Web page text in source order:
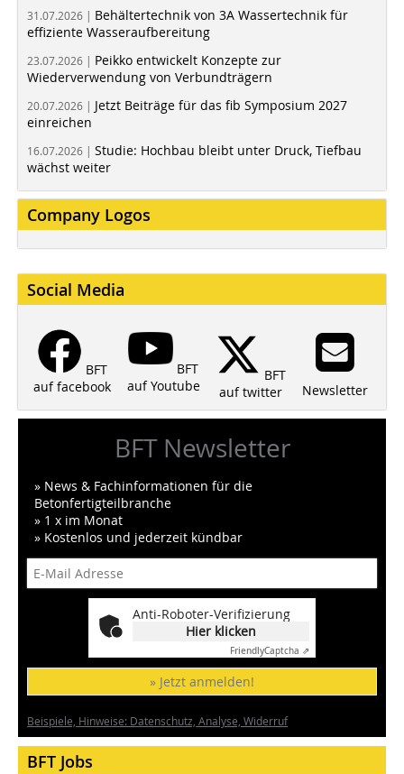
31.07.2026 | Behältertechnik von 3A Wassertechnik für
effiziente Wasseraufbereitung
23.07.2026 | Peikko entwickelt Konzepte zur
Wiederverwendung von Verbundträgern
20.07.2026 | Jetzt Beiträge für das fib Symposium 2027
einreichen
16.07.2026 | Studie: Hochbau bleibt unter Druck, Tiefbau
wächst weiter
Company Logos
Social Media
BFT
auf facebook
BFT
auf Youtube
BFT
auf twitter
Newsletter
BFT Newsletter
» News & Fachinformationen für die
Betonfertigteilbranche
» 1 x im Monat
» Kostenlos und jederzeit kündbar
Anti-Roboter-Verifizierung
Hier klicken
FriendlyCaptcha ⇗
» Jetzt anmelden!
Beispiele, Hinweise: Datenschutz, Analyse, Widerruf
BFT Jobs